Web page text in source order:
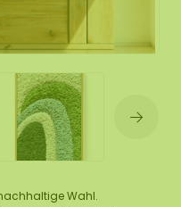
nachhaltige Wahl.